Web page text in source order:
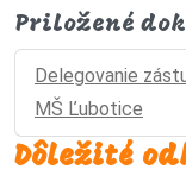
Priložené
Delegovanie
MŠ Ľubotice
Dôležité